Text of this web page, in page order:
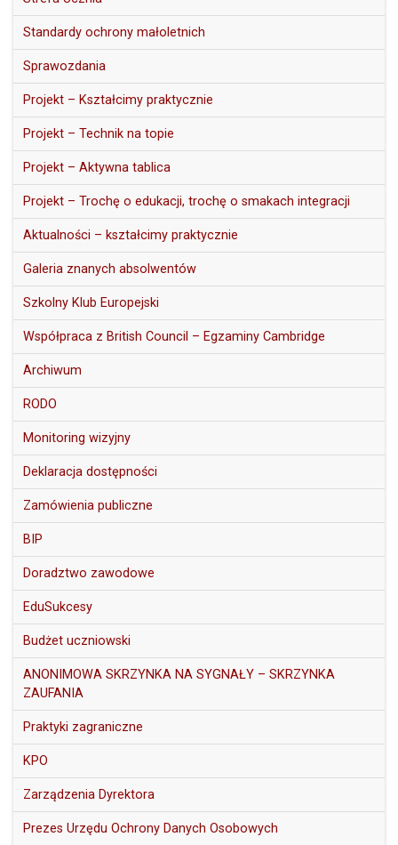
Standardy ochrony małoletnich
Sprawozdania
Projekt – Kształcimy praktycznie
Projekt – Technik na topie
Projekt – Aktywna tablica
Projekt – Trochę o edukacji, trochę o smakach integracji
Aktualności – kształcimy praktycznie
Galeria znanych absolwentów
Szkolny Klub Europejski
Współpraca z British Council – Egzaminy Cambridge
Archiwum
RODO
Monitoring wizyjny
Deklaracja dostępności
Zamówienia publiczne
BIP
Doradztwo zawodowe
EduSukcesy
Budżet uczniowski
ANONIMOWA SKRZYNKA NA SYGNAŁY – SKRZYNKA
ZAUFANIA
Praktyki zagraniczne
KPO
Zarządzenia Dyrektora
Prezes Urzędu Ochrony Danych Osobowych